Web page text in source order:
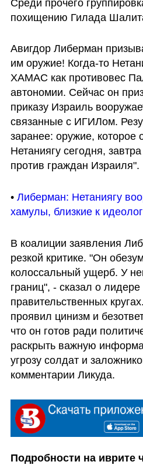
Среди прочего
похищению Гилада
Авигдор Либерман
им оружие! Когда-то
ХАМАС как противовес
автономии. Сейчас он
приказу Израиль
связанные с ИГИЛом.
заранее: оружие, которое
Нетаниягу сегодня,
против граждан Израиля".
• Либерман: Нетаниягу
хамулы, близкие к
В коалиции заявления
резкой критике. "Он
колоссальный ущерб. У
границ", - сказал о
правительственных
проявил цинизм и
что он готов ради
раскрыть важную
угрозу солдат и
комментарии Ликуда.
Подробности на иврите